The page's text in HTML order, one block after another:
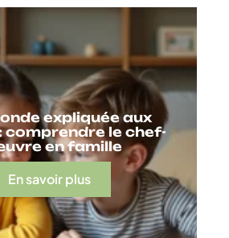
expliquée aux
comprendre le chef-
en famille
En savoir plus